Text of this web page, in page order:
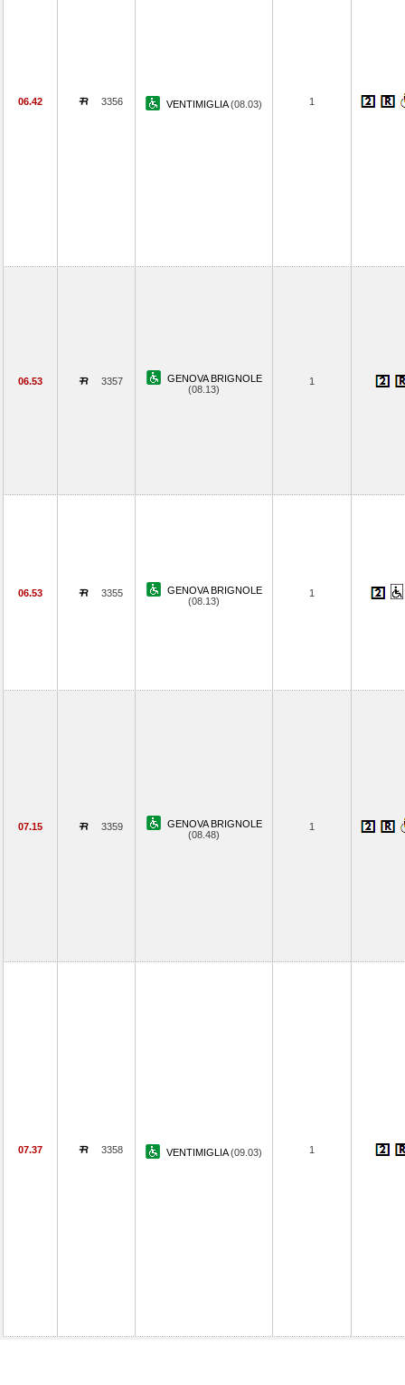
06.42 3356 VENTIMIGLIA(08.03) 1
06.53 3357
GENOVA BRIGNOLE
(08.13)
1
06.53 3355
GENOVA BRIGNOLE
(08.13)
1
07.15 3359
GENOVA BRIGNOLE
(08.48)
1
07.37 3358 VENTIMIGLIA(09.03) 1